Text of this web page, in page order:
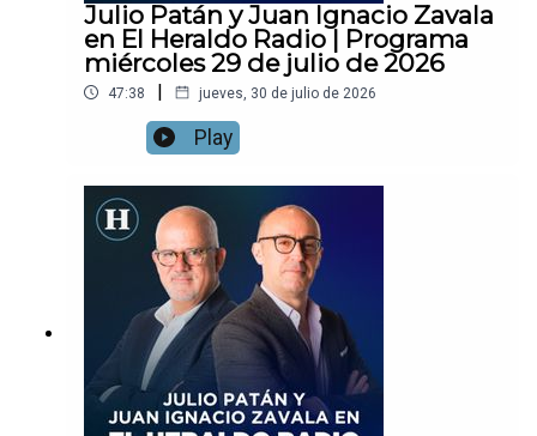
Julio Patán y Juan Ignacio Zavala
en El Heraldo Radio | Programa
miércoles 29 de julio de 2026
47:38 | jueves, 30 de julio de 2026
Play